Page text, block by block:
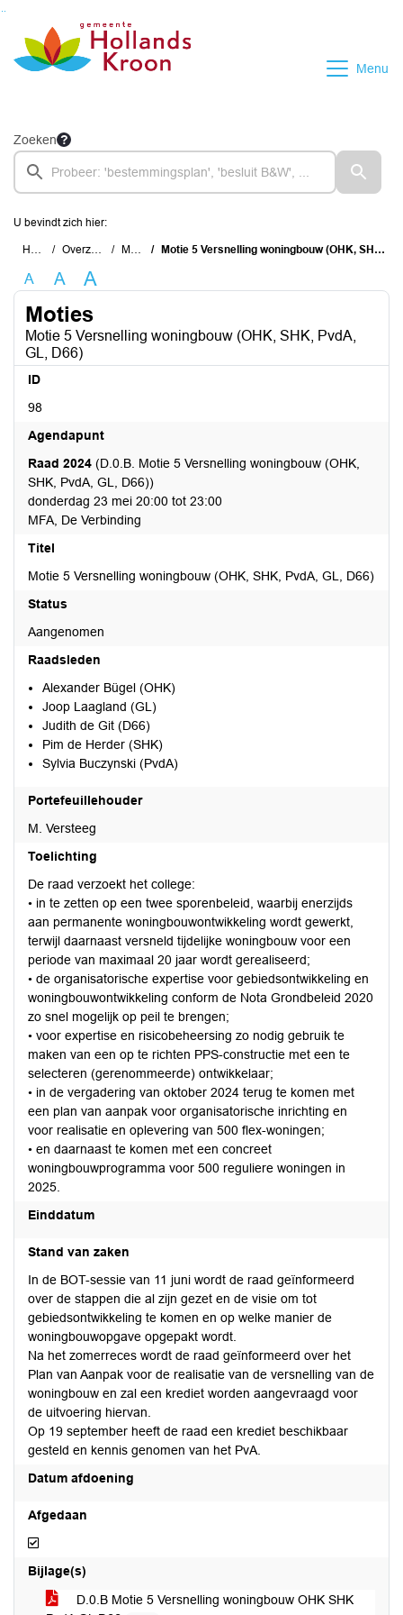
Ga naar de inhoud van deze pagina
Menu
Zoeken
U bevindt zich hier:
Home Overzichten Moties Motie 5 Versnelling woningbouw (OHK, SHK, PvdA, GL, D66)
A A A
Moties
Motie 5 Versnelling woningbouw (OHK, SHK, PvdA,
GL, D66)
ID
98
Agendapunt
Raad 2024 (D.0.B. Motie 5 Versnelling woningbouw (OHK,
SHK, PvdA, GL, D66))
donderdag 23 mei 20:00 tot 23:00
MFA, De Verbinding
Titel
Motie 5 Versnelling woningbouw (OHK, SHK, PvdA, GL, D66)
Status
Aangenomen
Raadsleden
Alexander Bügel (OHK)
Joop Laagland (GL)
Judith de Git (D66)
Pim de Herder (SHK)
Sylvia Buczynski (PvdA)
Portefeuillehouder
M. Versteeg
Toelichting
De raad verzoekt het college:
• in te zetten op een twee sporenbeleid, waarbij enerzijds
aan permanente woningbouwontwikkeling wordt gewerkt,
terwijl daarnaast versneld tijdelijke woningbouw voor een
periode van maximaal 20 jaar wordt gerealiseerd;
• de organisatorische expertise voor gebiedsontwikkeling en
woningbouwontwikkeling conform de Nota Grondbeleid 2020
zo snel mogelijk op peil te brengen;
• voor expertise en risicobeheersing zo nodig gebruik te
maken van een op te richten PPS-constructie met een te
selecteren (gerenommeerde) ontwikkelaar;
• in de vergadering van oktober 2024 terug te komen met
een plan van aanpak voor organisatorische inrichting en
voor realisatie en oplevering van 500 flex-woningen;
• en daarnaast te komen met een concreet
woningbouwprogramma voor 500 reguliere woningen in
2025.
Einddatum
Stand van zaken
In de BOT-sessie van 11 juni wordt de raad geïnformeerd
over de stappen die al zijn gezet en de visie om tot
gebiedsontwikkeling te komen en op welke manier de
woningbouwopgave opgepakt wordt.
Na het zomerreces wordt de raad geïnformeerd over het
Plan van Aanpak voor de realisatie van de versnelling van de
woningbouw en zal een krediet worden aangevraagd voor
de uitvoering hiervan.
Op 19 september heeft de raad een krediet beschikbaar
gesteld en kennis genomen van het PvA.
Datum afdoening
Afgedaan
Afgedaan
Bijlage(s)
D.0.B Motie 5 Versnelling woningbouw OHK SHK